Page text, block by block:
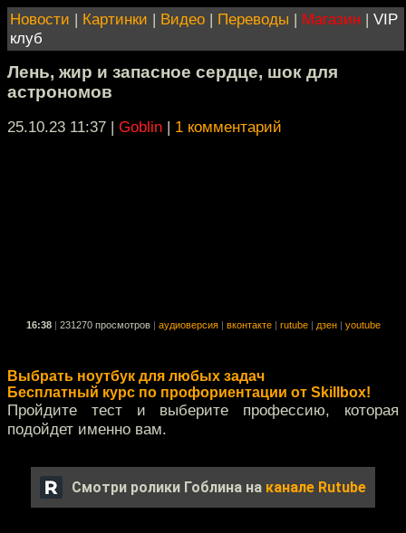
Новости | Картинки | Видео | Переводы | Магазин | VIP
клуб
Лень, жир и запасное сердце, шок для
астрономов
25.10.23 11:37 | Goblin | 1 комментарий
16:38 231270 просмотров аудиоверсия вконтакте rutube дзен youtube
Выбрать ноутбук для любых задач
Бесплатный курс по профориентации от Skillbox!
Пройдите тест и выберите профессию, которая
подойдет именно вам.
Смотри ролики Гоблина на канале Rutube